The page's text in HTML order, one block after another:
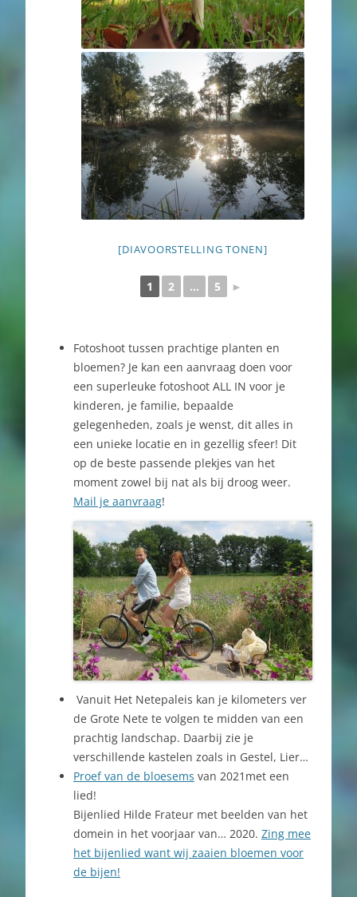
[DIAVOORSTELLING TONEN]
1 2 ... 5 ►
Fotoshoot tussen prachtige planten en
bloemen? Je kan een aanvraag doen voor
een superleuke fotoshoot ALL IN voor je
kinderen, je familie, bepaalde
gelegenheden, zoals je wenst, dit alles in
een unieke locatie en in gezellig sfeer! Dit
op de beste passende plekjes van het
moment zowel bij nat als bij droog weer.
Mail je aanvraag!
Vanuit Het Netepaleis kan je kilometers ver
de Grote Nete te volgen te midden van een
prachtig landschap. Daarbij zie je
verschillende kastelen zoals in Gestel, Lier…
Proef van de bloesems van 2021met een
lied!
Bijenlied Hilde Frateur met beelden van het
domein in het voorjaar van… 2020. Zing mee
het bijenlied want wij zaaien bloemen voor
de bijen!